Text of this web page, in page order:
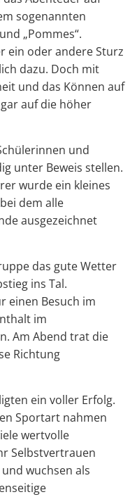
sogenannten
„Pommes“.
ein oder andere Sturz
dazu. Doch mit
und das Können auf
auf die höher
und
unter Beweis stellen.
wurde ein kleines
dem alle
ausgezeichnet
das gute Wetter
ins Tal.
einen Besuch im
im
Am Abend trat die
Richtung
ein voller Erfolg.
Sportart nahmen
wertvolle
Selbstvertrauen
wuchsen als